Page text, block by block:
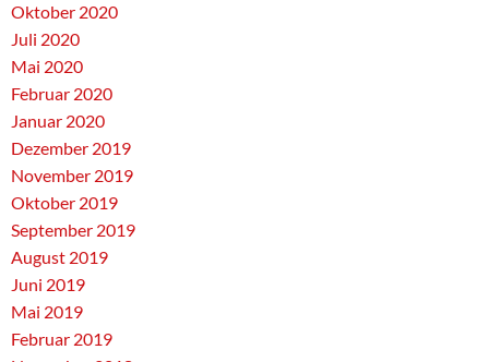
Oktober 2020
Juli 2020
Mai 2020
Februar 2020
Januar 2020
Dezember 2019
November 2019
Oktober 2019
September 2019
August 2019
Juni 2019
Mai 2019
Februar 2019